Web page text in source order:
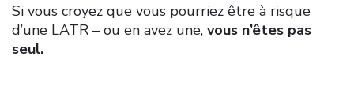
Si vous croyez que vous pourriez être à risque
d’une LATR – ou en avez une, vous n’êtes pas
seul.